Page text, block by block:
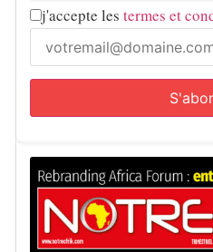
j'accepte les termes et